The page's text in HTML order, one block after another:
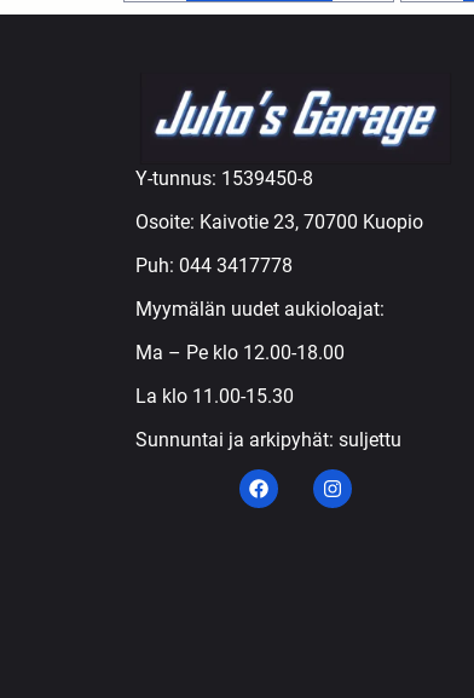
Y-tunnus: 1539450-8
Osoite: Kaivotie 23, 70700 Kuopio
Puh: 044 3417778
Myymälän uudet aukioloajat:
Ma – Pe klo 12.00-18.00
La klo 11.00-15.30
Sunnuntai ja arkipyhät: suljettu